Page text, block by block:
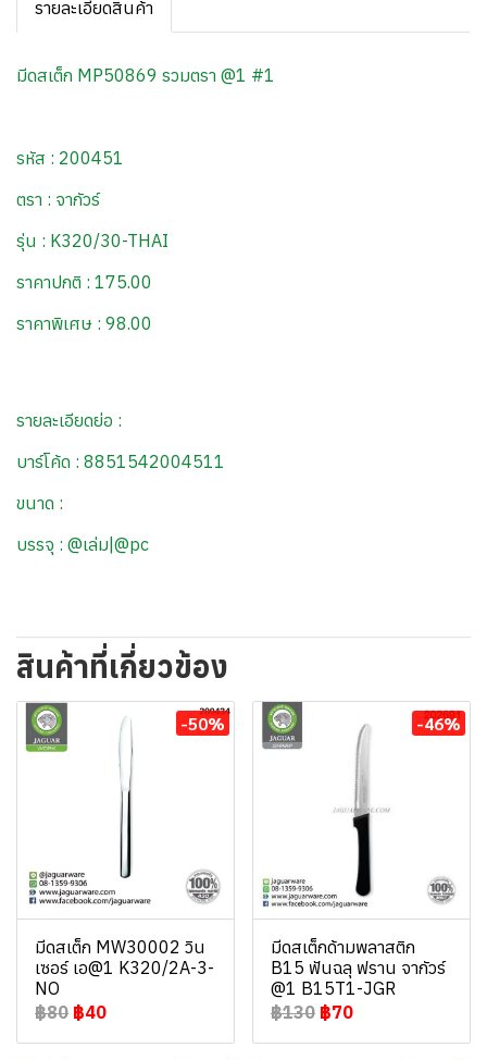
รายละเอียดสินค้า
มีดสเต็ก MP50869 รวมตรา @1 #1
รหัส : 200451
ตรา : จากัวร์
รุ่น : K320/30-THAI
ราคาปกติ : 175.00
ราคาพิเศษ : 98.00
รายละเอียดย่อ :
บาร์โค้ด : 8851542004511
ขนาด :
บรรจุ : @เล่ม|@pc
สินค้าที่เกี่ยวข้อง
-50%
มีดสเต็ก MW30002 วิน
เซอร์ เอ@1 K320/2A-3-
NO
฿80 ฿40
-46%
มีดสเต็กด้ามพลาสติก
B15 ฟันฉลุ ฟราน จากัวร์
@1 B15T1-JGR
฿130 ฿70